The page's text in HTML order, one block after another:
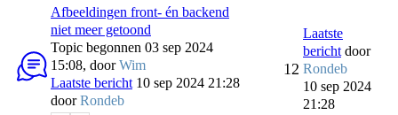
Afbeeldingen front- én backend
niet meer getoond
Topic begonnen 03 sep 2024
15:08, doorWim
Laatste bericht 10 sep 2024 21:28
doorRondeb
12
Laatste
bericht door
Rondeb
10 sep 2024
21:28